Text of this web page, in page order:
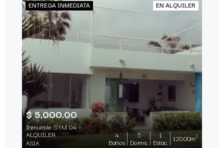
ENTREGA INMEDIATA EN ALQUILER
$ 5,000.00
Inmueble SYM 04 –
ALQUILER
ASIA
4
Baños
5
Dorms.
1
Estac. 120.00m2